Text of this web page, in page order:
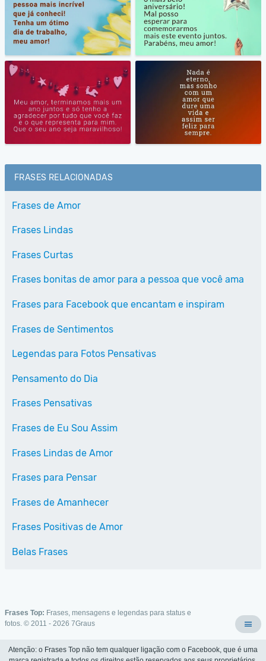
FRASES RELACIONADAS
Frases de Amor
Frases Lindas
Frases Curtas
Frases bonitas de amor para a pessoa que você ama
Frases para Facebook que encantam e inspiram
Frases de Sentimentos
Legendas para Fotos Pensativas
Pensamento do Dia
Frases Pensativas
Frases de Eu Sou Assim
Frases Lindas de Amor
Frases para Pensar
Frases de Amanhecer
Frases Positivas de Amor
Belas Frases
Frases Top: Frases, mensagens e legendas para status e
fotos. © 2011 - 2026 7Graus
Atenção: o Frases Top não tem qualquer ligação com o Facebook, que é uma